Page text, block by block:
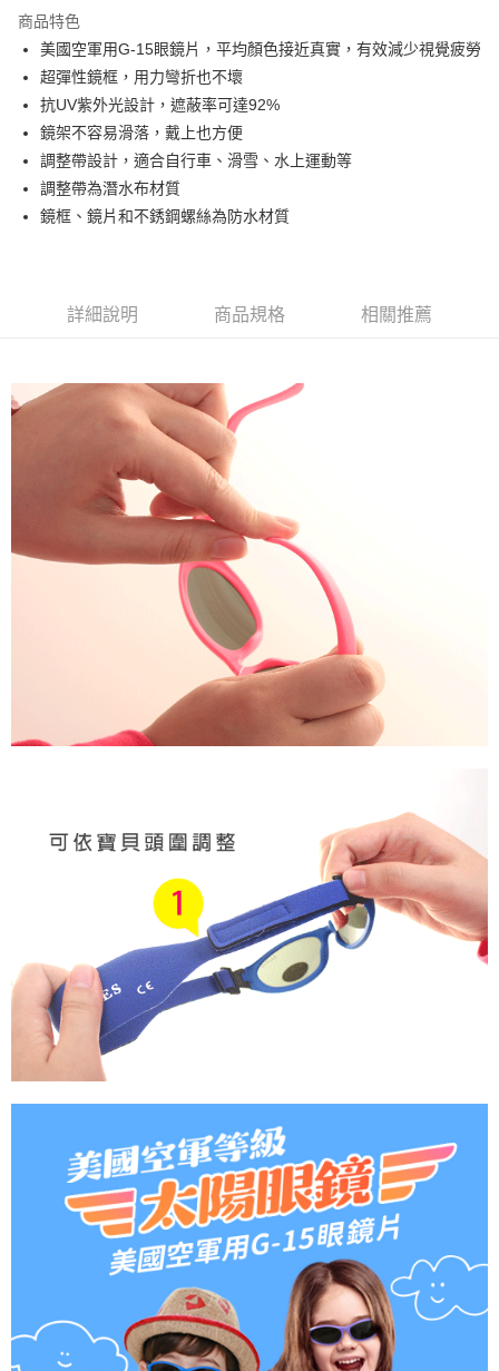
消。如遇「轉專審核」未通過狀況，表示未達大哥付你分期系統評分，恕無
法說明評估內容。
【繳款方式說明】
1.分期款項不併入電信帳單，「大哥付你分期」於每月結算日後寄送繳費提
醒簡訊。
2.透過簡訊連結打開帳單後，可選擇「超商條碼／台灣大直營門市／銀行轉
【注意事項】
1.本服務係由「台灣大哥大股份有限公司」（以下簡稱本公司）所提供，讓
用戶於交易時，得透過本服務購買商品或服務，並由商店將買賣／分期付款
由本公司與您本人進行分期帳單所需資料之確認、核對及更正。
3.完整用戶服務條款，請詳閱以下連結：https://oppay.tw/userRule
１．簡單：不需註冊會員、不需綁卡、不需儲值。
３．安心：先確認商品／服務後，再付款。
【「AFTEE先享後付」結帳流程】
１．於結帳方式選擇「AFTEE先享後付」後，將跳轉至「AFTEE先享後付」
結帳頁面，進行簡訊認證並確認金額後，即可完成結帳。
２．訂單成立數日內，您將收到繳費通知簡訊。
ATM／網路銀行／等多元方式進行付款，方視為交易完成。
※ 請注意：結帳手續完成當下不需立刻繳費，但若您需要取消訂單，請聯絡
客戶支援中心」 https://netprotections.freshdesk.com/support/home
易，需依本服務之必要範圍內提供個人資料，並將交易相關給付款項請求債
權轉讓予恩沛科技股份有限公司。
２．關於個人資料處理事宜，請瀏覽以下網址：
https://aftee.tw/terms/#terms3
３．未成年的使用者請事先徵得法定代理人或監護人之同意方可使用
「AFTEE先享後付」，若未經同意申辦者引起之損失，本公司不負相關責
４．使用「AFTEE先享後付」時，將依據個別帳號之用戶狀況，依本公司即
時審查核予不同之上限額度；若仍有額度不足之情形，本公司將視審查結果
５．嚴禁一人註冊多個帳號或使用他人資訊註冊。若發現惡意使用之情形，
恩沛科技股份有限公司將有權停止該用戶之使用額度並採取法律行動。
運送方式
全家取貨付款
付款後全家取貨
每筆NT$60，滿NT$1,000(含以上)免運費
7-11取貨付款
每筆NT$60，滿NT$1,000(含以上)免運費
商品特色
美國空軍用G-15眼鏡片，平均顏色接近真實，有效減少視覺疲勞
超彈性鏡框，用力彎折也不壞
抗UV紫外光設計，遮蔽率可達92%
鏡架不容易滑落，戴上也方便
調整帶設計，適合自行車、滑雪、水上運動等
調整帶為潛水布材質
鏡框、鏡片和不銹鋼螺絲為防水材質
詳細說明 商品規格 相關推薦